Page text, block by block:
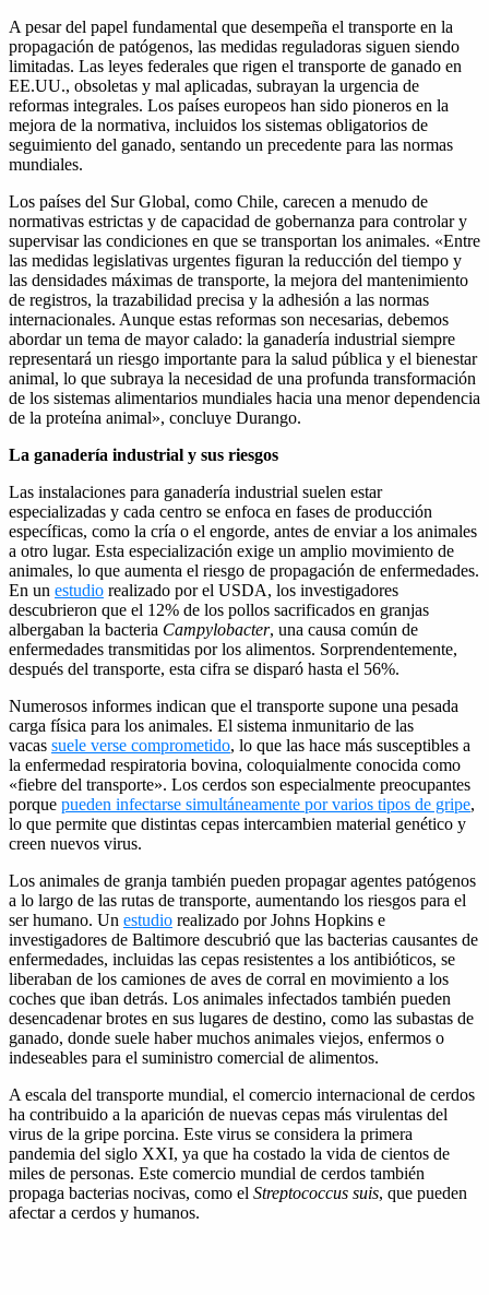
A pesar del papel fundamental que desempeña el transporte en la
propagación de patógenos, las medidas reguladoras siguen siendo
limitadas. Las leyes federales que rigen el transporte de ganado en
EE.UU., obsoletas y mal aplicadas, subrayan la urgencia de
reformas integrales. Los países europeos han sido pioneros en la
mejora de la normativa, incluidos los sistemas obligatorios de
seguimiento del ganado, sentando un precedente para las normas
mundiales.
Los países del Sur Global, como Chile, carecen a menudo de
normativas estrictas y de capacidad de gobernanza para controlar y
supervisar las condiciones en que se transportan los animales. «Entre
las medidas legislativas urgentes figuran la reducción del tiempo y
las densidades máximas de transporte, la mejora del mantenimiento
de registros, la trazabilidad precisa y la adhesión a las normas
internacionales. Aunque estas reformas son necesarias, debemos
abordar un tema de mayor calado: la ganadería industrial siempre
representará un riesgo importante para la salud pública y el bienestar
animal, lo que subraya la necesidad de una profunda transformación
de los sistemas alimentarios mundiales hacia una menor dependencia
de la proteína animal», concluye Durango.
La ganadería industrial y sus riesgos
Las instalaciones para ganadería industrial suelen estar
especializadas y cada centro se enfoca en fases de producción
específicas, como la cría o el engorde, antes de enviar a los animales
a otro lugar. Esta especialización exige un amplio movimiento de
animales, lo que aumenta el riesgo de propagación de enfermedades.
En un estudio realizado por el USDA, los investigadores
descubrieron que el 12% de los pollos sacrificados en granjas
albergaban la bacteria Campylobacter, una causa común de
enfermedades transmitidas por los alimentos. Sorprendentemente,
después del transporte, esta cifra se disparó hasta el 56%.
Numerosos informes indican que el transporte supone una pesada
carga física para los animales. El sistema inmunitario de las
vacas suele verse comprometido, lo que las hace más susceptibles a
la enfermedad respiratoria bovina, coloquialmente conocida como
«fiebre del transporte». Los cerdos son especialmente preocupantes
porque pueden infectarse simultáneamente por varios tipos de gripe,
lo que permite que distintas cepas intercambien material genético y
creen nuevos virus.
Los animales de granja también pueden propagar agentes patógenos
a lo largo de las rutas de transporte, aumentando los riesgos para el
ser humano. Un estudio realizado por Johns Hopkins e
investigadores de Baltimore descubrió que las bacterias causantes de
enfermedades, incluidas las cepas resistentes a los antibióticos, se
liberaban de los camiones de aves de corral en movimiento a los
coches que iban detrás. Los animales infectados también pueden
desencadenar brotes en sus lugares de destino, como las subastas de
ganado, donde suele haber muchos animales viejos, enfermos o
indeseables para el suministro comercial de alimentos.
A escala del transporte mundial, el comercio internacional de cerdos
ha contribuido a la aparición de nuevas cepas más virulentas del
virus de la gripe porcina. Este virus se considera la primera
pandemia del siglo XXI, ya que ha costado la vida de cientos de
miles de personas. Este comercio mundial de cerdos también
propaga bacterias nocivas, como el Streptococcus suis, que pueden
afectar a cerdos y humanos.